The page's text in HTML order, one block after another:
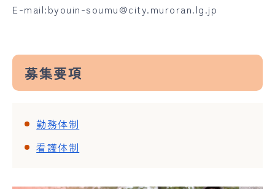
E-mail:byouin-soumu@city.muroran.lg.jp
募集要項
勤務体制
看護体制